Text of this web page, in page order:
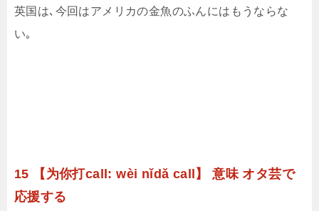
英国は､今回はアメリカの金魚のふんにはもうならな
い｡
15 【为你打call: wèi nǐdǎ call】 意味 オタ芸で
応援する